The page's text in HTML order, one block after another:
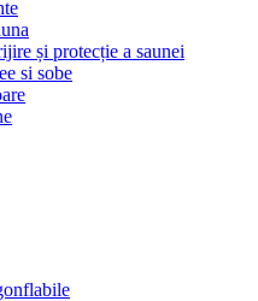
și protecție a saunei
si sobe